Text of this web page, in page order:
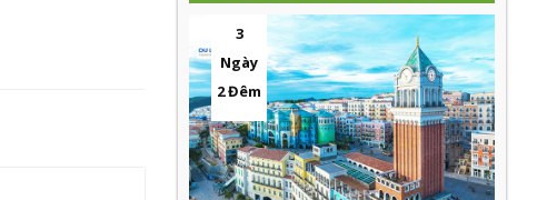
3
Ngày
2 Đêm